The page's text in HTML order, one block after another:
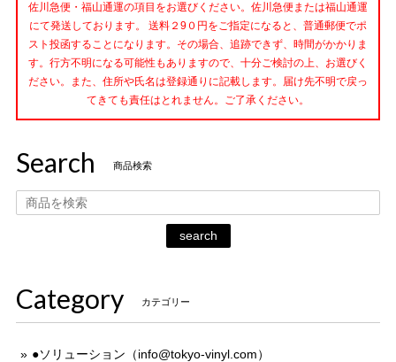
佐川急便・福山通運の項目をお選びください。佐川急便または福山通運
にて発送しております。 送料２9０円をご指定になると、普通郵便でポ
スト投函することになります。その場合、追跡できず、時間がかかりま
す。行方不明になる可能性もありますので、十分ご検討の上、お選びく
ださい。また、住所や氏名は登録通りに記載します。届け先不明で戻っ
てきても責任はとれません。ご了承ください。
Search 商品検索
search
Category カテゴリー
●ソリューション（info@tokyo-vinyl.com）